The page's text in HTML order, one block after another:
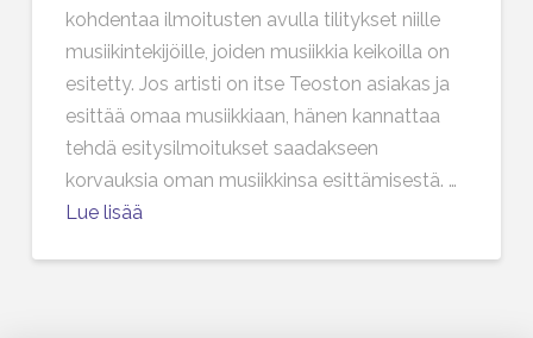
kohdentaa ilmoitusten avulla tilitykset niille
musiikintekijöille, joiden musiikkia keikoilla on
esitetty. Jos artisti on itse Teoston asiakas ja
esittää omaa musiikkiaan, hänen kannattaa
tehdä esitysilmoitukset saadakseen
korvauksia oman musiikkinsa esittämisestä. …
Lue lisää